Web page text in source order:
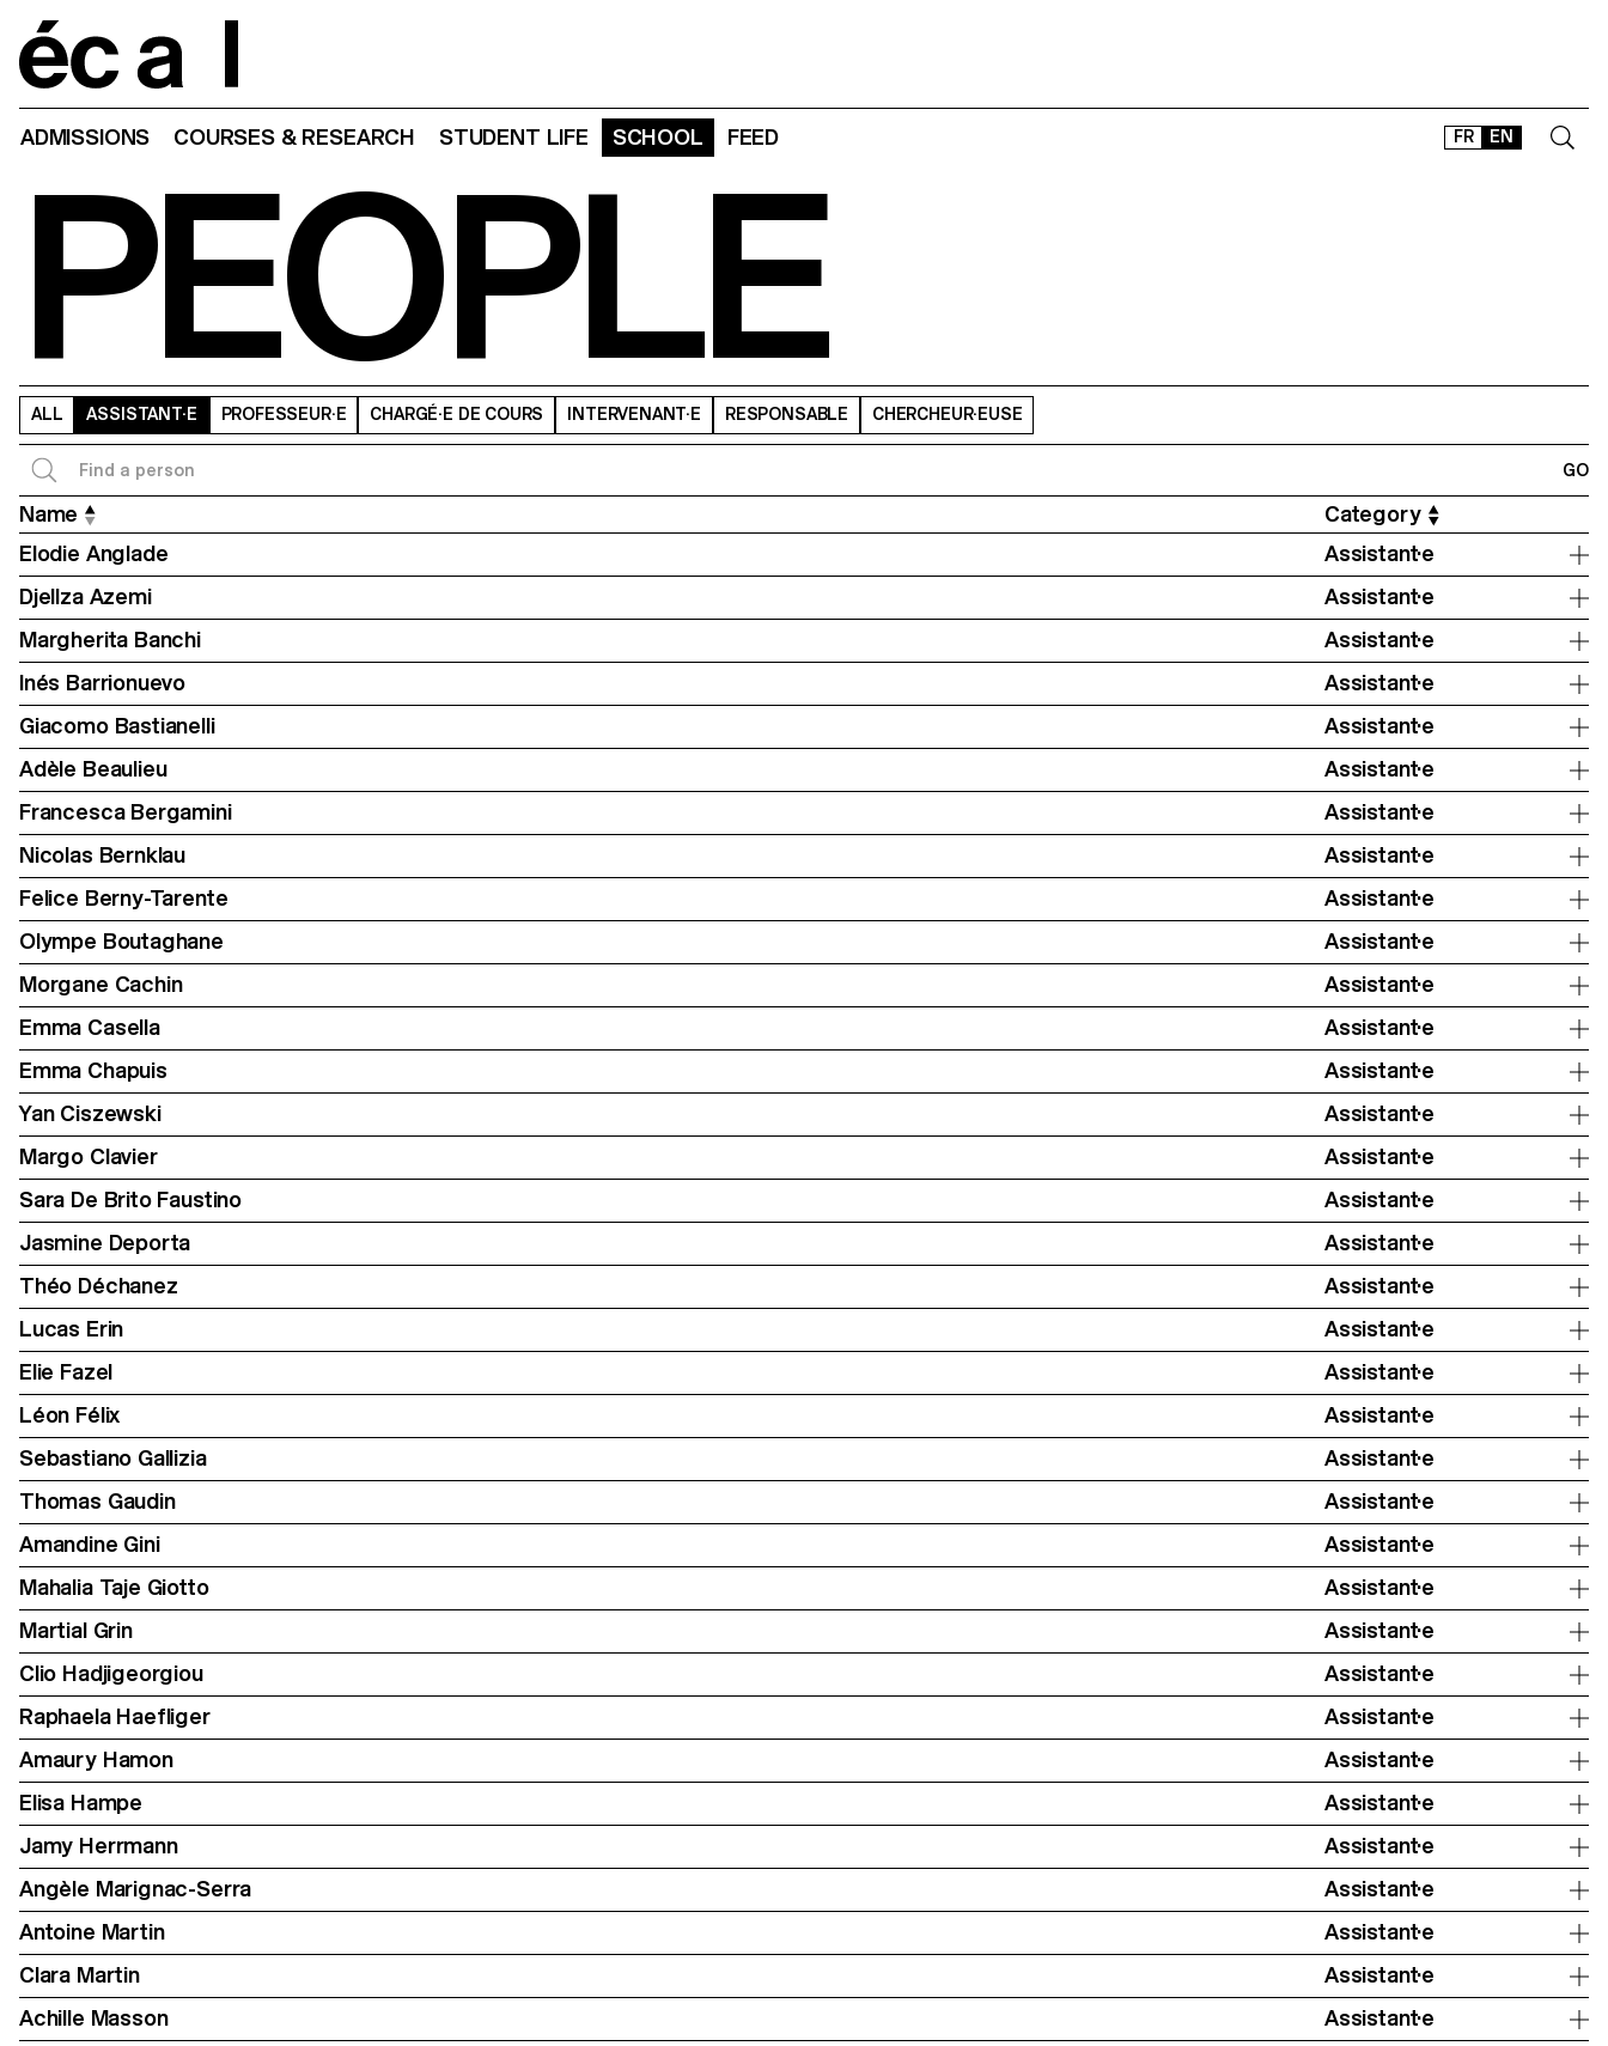
FR EN
ADMISSIONS COURSES & RESEARCH STUDENT LIFE SCHOOL FEED
PEOPLE
ALL ASSISTANT·E PROFESSEUR·E CHARGÉ·E DE COURS INTERVENANT·E RESPONSABLE CHERCHEUR·EUSE
Name
Category
Elodie Anglade
Assistant·e
Djellza Azemi
Assistant·e
Margherita Banchi
Assistant·e
Inés Barrionuevo
Assistant·e
Giacomo Bastianelli
Assistant·e
Adèle Beaulieu
Assistant·e
Francesca Bergamini
Assistant·e
Nicolas Bernklau
Assistant·e
Felice Berny-Tarente
Assistant·e
Olympe Boutaghane
Assistant·e
Morgane Cachin
Assistant·e
Emma Casella
Assistant·e
Emma Chapuis
Assistant·e
Yan Ciszewski
Assistant·e
Margo Clavier
Assistant·e
Sara De Brito Faustino
Assistant·e
Jasmine Deporta
Assistant·e
Théo Déchanez
Assistant·e
Lucas Erin
Assistant·e
Elie Fazel
Assistant·e
Léon Félix
Assistant·e
Sebastiano Gallizia
Assistant·e
Thomas Gaudin
Assistant·e
Amandine Gini
Assistant·e
Mahalia Taje Giotto
Assistant·e
Martial Grin
Assistant·e
Clio Hadjigeorgiou
Assistant·e
Raphaela Haefliger
Assistant·e
Amaury Hamon
Assistant·e
Elisa Hampe
Assistant·e
Jamy Herrmann
Assistant·e
Angèle Marignac-Serra
Assistant·e
Antoine Martin
Assistant·e
Clara Martin
Assistant·e
Achille Masson
Assistant·e